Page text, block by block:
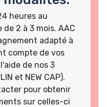
heures au
2 à 3 mois. AAC
adapté à
compte de vos
de nos 3
et NEW CAP).
pour obtenir
sur celles-ci